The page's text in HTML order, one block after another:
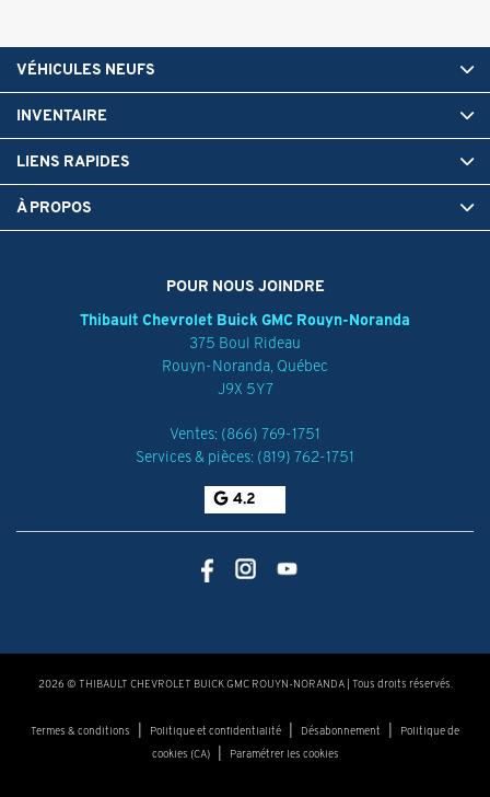
POUR NOUS JOINDRE
Thibault Chevrolet Buick GMC Rouyn-Noranda
375 Boul Rideau
Rouyn-Noranda, Québec
J9X 5Y7
Ventes: (866) 769-1751
Services & pièces: (819) 762-1751
4.2
VÉHICULES NEUFS
INVENTAIRE
LIENS RAPIDES
À PROPOS
2026 © THIBAULT CHEVROLET BUICK GMC ROUYN-NORANDA| Tous droits réservés.
Termes & conditions | Politique et confidentialité | Désabonnement |
Politique de
cookies (CA)| Paramétrer les cookies